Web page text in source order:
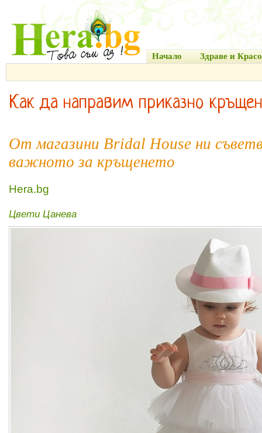
Начало Здраве и
Как да направим приказно
От магазини Bridal House ни
важното за кръщенето
Hera.bg
Цвети Цанева